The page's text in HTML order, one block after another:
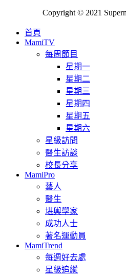
Copyright © 2021
首頁
MamiTV
每周節目
星期一
星期二
星期三
星期四
星期五
星期六
星級訪問
醫生訪談
校長分享
MamiPro
藝人
醫生
堪輿學家
成功人士
著名運動員
MamiTrend
每週好去處
星級追縱